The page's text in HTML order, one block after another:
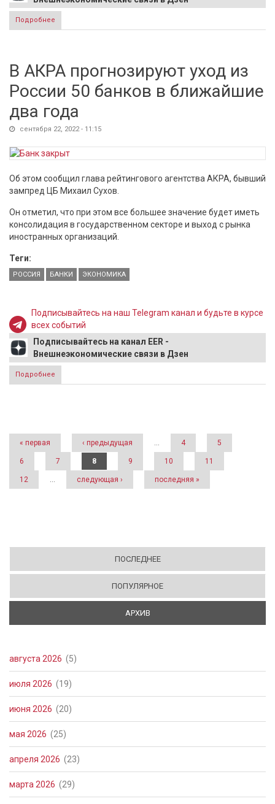
Подробнее
В АКРА прогнозируют уход из
России 50 банков в ближайшие
два года
сентября 22, 2022 - 11:15
Об этом сообщил глава рейтингового агентства АКРА, бывший
зампред ЦБ Михаил Сухов.
Он отметил, что при этом все большее значение будет иметь
консолидация в государственном секторе и выход с рынка
иностранных организаций.
Теги:
РОССИЯ БАНКИ ЭКОНОМИКА
Подписывайтесь на наш Telegram канал и будьте в курсе
всех событий
Подписывайтесь на канал EER -
Внешнеэкономические связи в Дзен
Подробнее
ближайшие два года
Страницы
« первая ‹ предыдущая … 4 5
6 7 8 9 10 11
12 … следующая › последняя »
ПОСЛЕДНЕЕ
ПОПУЛЯРНОЕ
АРХИВ
августа 2026 (5)
июля 2026 (19)
июня 2026 (20)
мая 2026 (25)
апреля 2026 (23)
марта 2026 (29)